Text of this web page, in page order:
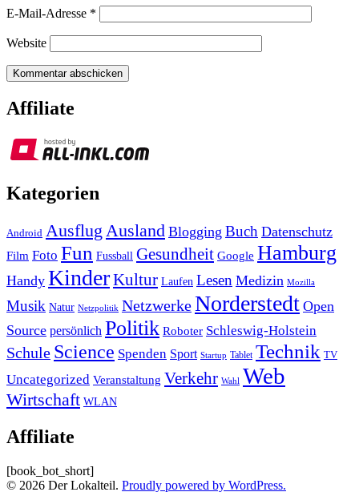
E-Mail-Adresse *
Website
Affiliate
Kategorien
Android Ausflug Ausland Blogging Buch Datenschutz
Film Foto Fun Fussball Gesundheit Google Hamburg
Handy KinderKultur Laufen Lesen Medizin Mozilla
Musik Natur Netzpolitik NetzwerkeNorderstedt Open
Source persönlich Politik Roboter Schleswig-Holstein
Schule Science Spenden Sport Startup Tablet Technik TV
Uncategorized Veranstaltung Verkehr Wahl Web
Wirtschaft WLAN
Affiliate
[book_bot_short]
© 2026 Der Lokalteil. Proudly powered by WordPress.